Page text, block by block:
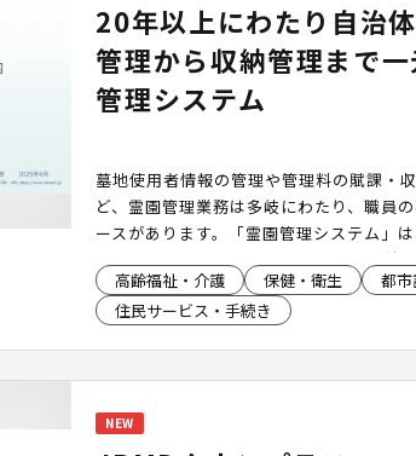
20年以上にわたり自治
管理から収納管理まで
管理システム
墓地使用者情報の管理や管理料の賦課・
ど、霊園管理業務は多岐にわたり、職員
ースがあります。「霊園管理システム」
体運用実績をもとに、墓地管理から収納
管理業務の効率化を支援します。
高齢福祉・介護 保健・衛生
都
住民サービス・手続き
NEW